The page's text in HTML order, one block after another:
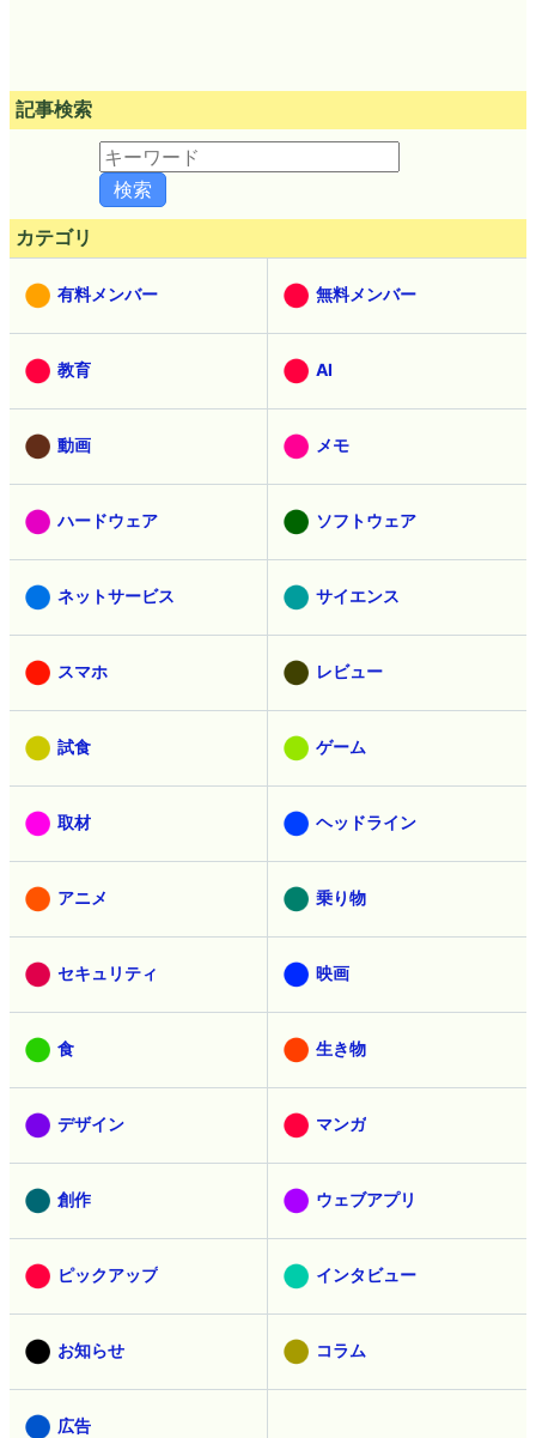
記事検索
カテゴリ
有料メンバー 無料メンバー
教育 AI
動画 メモ
ハードウェア ソフトウェア
ネットサービス サイエンス
スマホ レビュー
試食 ゲーム
取材 ヘッドライン
アニメ 乗り物
セキュリティ 映画
食 生き物
デザイン マンガ
創作 ウェブアプリ
ピックアップ インタビュー
お知らせ コラム
広告